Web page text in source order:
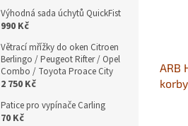
Výhodná sada úchytů QuickFist
990 Kč
Větrací mřížky do oken Citroen
Berlingo / Peugeot Rifter / Opel
Combo / Toyota Proace City
2 750 Kč
Patice pro vypínače Carling
70 Kč
ARB